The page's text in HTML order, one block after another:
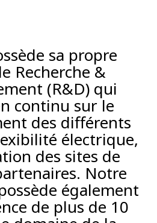
sa propre
Recherche &
(R&D) qui
continu sur le
des différents
électrique,
des sites de
Notre
également
de plus de 10